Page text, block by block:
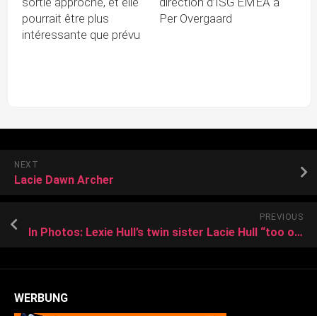
pourrait être plus
intéressante que prévu
Per Overgaard
NEXT
Lacie Dawn Archer
PREVIOUS
In Photos: Lexie Hull’s twin sister Lacie Hull “too old for Leonardo DiCaprio” as she shares 25th pre-birthday bash snaps
WERBUNG